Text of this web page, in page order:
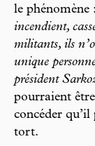
le phénomène :
incendient,
militants, ils
unique
président
pourraient
concéder qu’il
tort.